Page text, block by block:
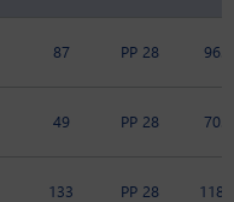
87 PP 28 96.8
49 PP 28 70.4
133 PP 28